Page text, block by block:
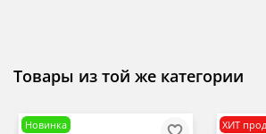
Товары из той же категории
Новинка ХИТ